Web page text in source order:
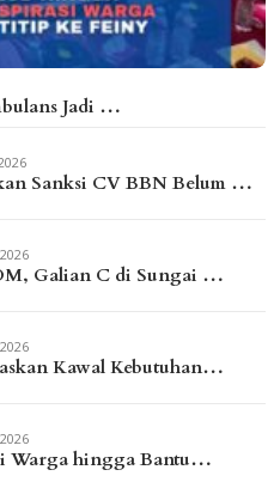
Jadi …
Sanksi CV BBN Belum …
Galian C di Sungai …
Kawal Kebutuhan…
Warga hingga Bantu…